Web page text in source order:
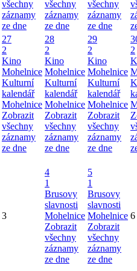
všechny
záznamy
ze dne
všechny
záznamy
ze dne
všechny
záznamy
ze dne
27
2
Kino
Mohelnice
Kulturní
kalendář
Mohelnice
Zobrazit
všechny
záznamy
ze dne
28
2
Kino
Mohelnice
Kulturní
kalendář
Mohelnice
Zobrazit
všechny
záznamy
ze dne
29
2
Kino
Mohelnice
Kulturní
kalendář
Mohelnice
Zobrazit
všechny
záznamy
ze dne
2
3
4
1
Brusovy
slavnosti
Mohelnice
Zobrazit
všechny
záznamy
ze dne
5
1
Brusovy
slavnosti
Mohelnice
Zobrazit
všechny
záznamy
ze dne
6